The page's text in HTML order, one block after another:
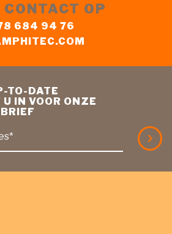
CONTACT OP
684 94 76
TO-DATE
U IN VOOR ONZE